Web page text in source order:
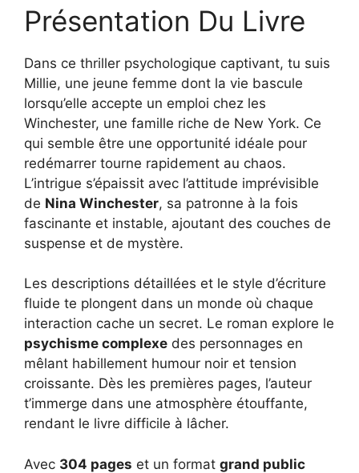
Présentation Du Livre
Dans ce thriller psychologique captivant, tu suis
Millie, une jeune femme dont la vie bascule
lorsqu’elle accepte un emploi chez les
Winchester, une famille riche de New York. Ce
qui semble être une opportunité idéale pour
redémarrer tourne rapidement au chaos.
L’intrigue s’épaissit avec l’attitude imprévisible
de Nina Winchester, sa patronne à la fois
fascinante et instable, ajoutant des couches de
suspense et de mystère.
Les descriptions détaillées et le style d’écriture
fluide te plongent dans un monde où chaque
interaction cache un secret. Le roman explore le
psychisme complexe des personnages en
mêlant habillement humour noir et tension
croissante. Dès les premières pages, l’auteur
t’immerge dans une atmosphère étouffante,
rendant le livre difficile à lâcher.
Avec 304 pages et un format grand public